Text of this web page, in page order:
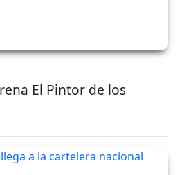
El Pintor de los